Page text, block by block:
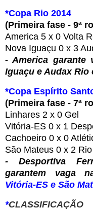
*Copa Rio 2014
(Primeira fase - 9ª
America 5 x 0 Volta
Nova Iguaçu 0 x 3
- America garante
Iguaçu e Audax Rio
*Copa Espírito
(Primeira fase - 7ª
Linhares 2 x 0 Gel
Vitória-ES 0 x 1
Cachoeiro 0 x 0
São Mateus 0 x 2
- Desportiva
garantem vaga
Vitória-ES e São
*